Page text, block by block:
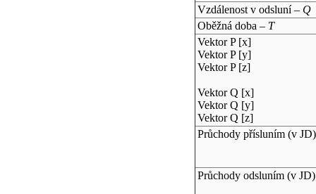
Vzdálenost v odsluní – Q
Oběžná doba – T
Vektor P [x]
Vektor P [y]
Vektor P [z]
Vektor Q [x]
Vektor Q [y]
Vektor Q [z]
Průchody přísluním (v JD)
Průchody odsluním (v JD)